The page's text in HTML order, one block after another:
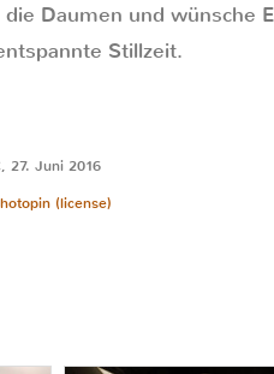
Daumen und wünsche
Stillzeit.
27. Juni 2016
(license)